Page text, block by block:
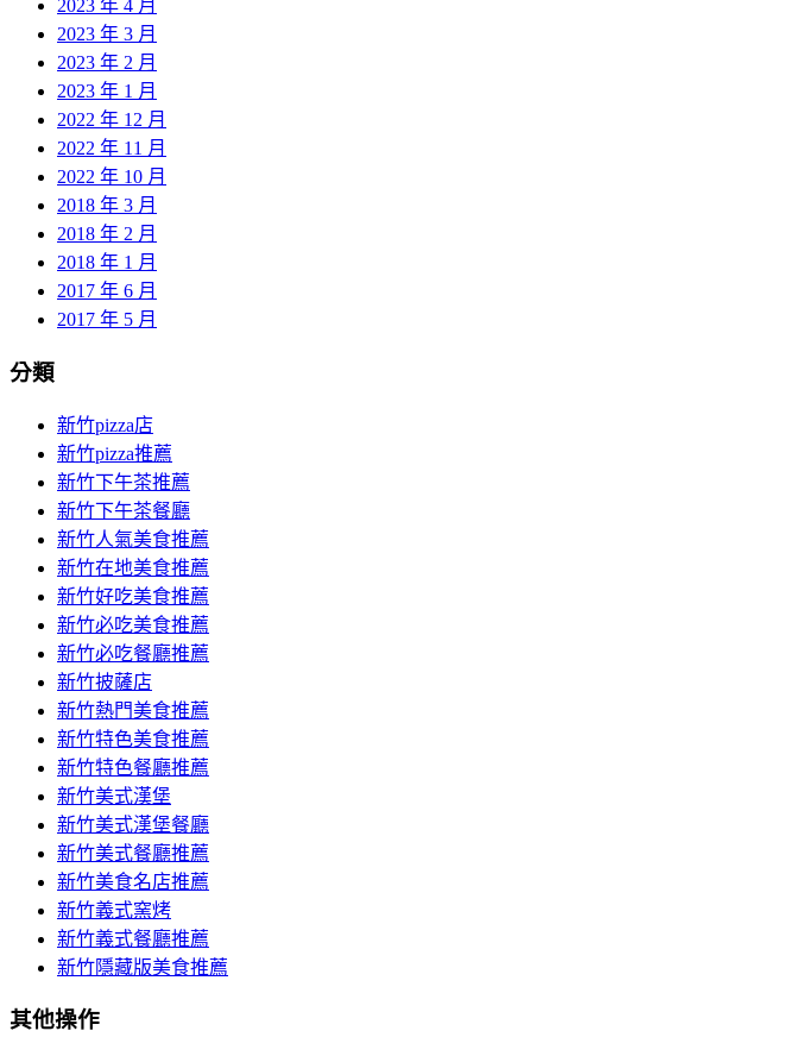
2023 年 4 月
2023 年 3 月
2023 年 2 月
2023 年 1 月
2022 年 12 月
2022 年 11 月
2022 年 10 月
2018 年 3 月
2018 年 2 月
2018 年 1 月
2017 年 6 月
2017 年 5 月
分類
新竹pizza店
新竹pizza推薦
新竹下午茶推薦
新竹下午茶餐廳
新竹人氣美食推薦
新竹在地美食推薦
新竹好吃美食推薦
新竹必吃美食推薦
新竹必吃餐廳推薦
新竹披薩店
新竹熱門美食推薦
新竹特色美食推薦
新竹特色餐廳推薦
新竹美式漢堡
新竹美式漢堡餐廳
新竹美式餐廳推薦
新竹美食名店推薦
新竹義式窯烤
新竹義式餐廳推薦
新竹隱藏版美食推薦
其他操作